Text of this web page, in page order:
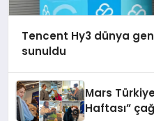
Tencent Hy3 dünya
sunuldu
Mars
Haftası”